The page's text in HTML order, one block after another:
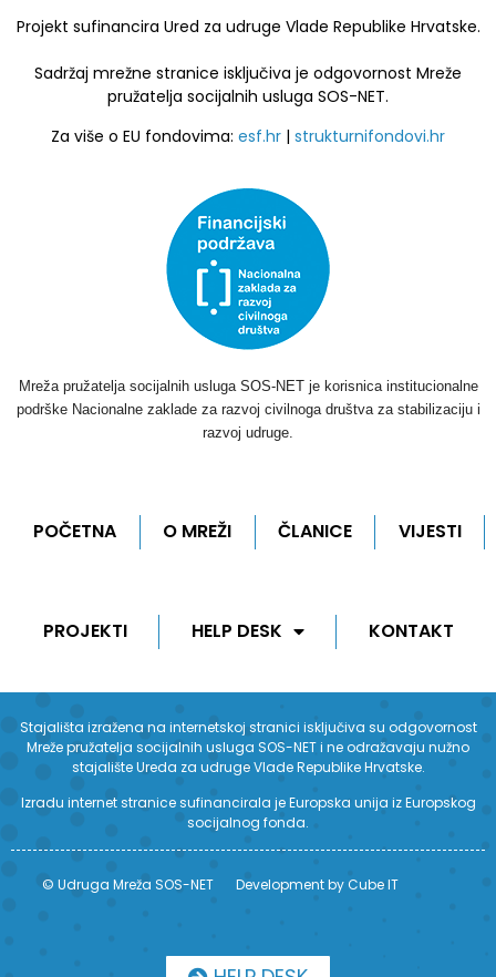
Projekt sufinancira Ured za udruge Vlade Republike Hrvatske.
Sadržaj mrežne stranice isključiva je odgovornost Mreže
pružatelja socijalnih usluga SOS-NET.
Za više o EU fondovima: esf.hr | strukturnifondovi.hr
Mreža pružatelja socijalnih usluga SOS-NET je korisnica institucionalne
podrške Nacionalne zaklade za razvoj civilnoga društva za stabilizaciju i
razvoj udruge.
POČETNA O MREŽI ČLANICE VIJESTI
PROJEKTI HELP DESK KONTAKT
Stajališta izražena na internetskoj stranici isključiva su odgovornost
Mreže pružatelja socijalnih usluga SOS-NET i ne odražavaju nužno
stajalište Ureda za udruge Vlade Republike Hrvatske.
Izradu internet stranice sufinancirala je Europska unija iz Europskog
socijalnog fonda.
© Udruga Mreža SOS-NET Development by Cube IT